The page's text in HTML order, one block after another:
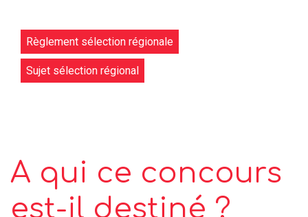
Règlement sélection régionale
Sujet sélection régional
A qui ce concours
est-il destiné ?